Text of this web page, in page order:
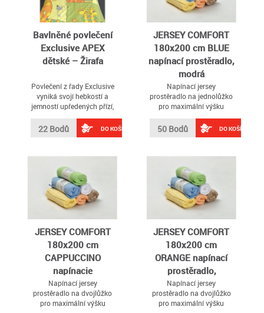
Bavlněné povlečení
Exclusive APEX
dětské – Žirafa
Povlečení z řady Exclusive
vyniká svojí hebkostí a
jemností upředených přízí,
díky nimž je materiál
přirovnáván k sametu
22 Bodů DO KOŠÍKU
JERSEY COMFORT
180x200 cm BLUE
napínací prostěradlo,
modrá
Napínací jersey
prostěradlo na jednolůžko
pro maximální výšku
50 Bodů DO KOŠÍKU
JERSEY COMFORT
180x200 cm
CAPPUCCINO
napínacie
prestieradlo,
krémová
Napínací jersey
prostěradlo na dvojlůžko
pro maximální výšku
JERSEY COMFORT
180x200 cm
ORANGE napínací
prostěradlo,
meruňková
Napínací jersey
prostěradlo na dvojlůžko
pro maximální výšku